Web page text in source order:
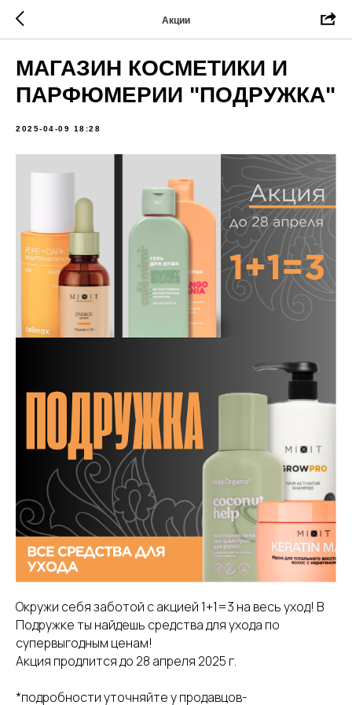
Акции
МАГАЗИН КОСМЕТИКИ И
ПАРФЮМЕРИИ "ПОДРУЖКА"
2025-04-09 18:28
Окружи себя заботой с акцией 1+1=3 на весь уход! В
Подружке ты найдешь средства для ухода по
супервыгодным ценам!
Акция продлится до 28 апреля 2025 г.
*подробности уточняйте у продавцов-